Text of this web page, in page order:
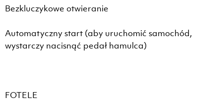
Bezkluczykowe otwieranie
Automatyczny start (aby uruchomić samochód,
wystarczy nacisnąć pedał hamulca)
FOTELE